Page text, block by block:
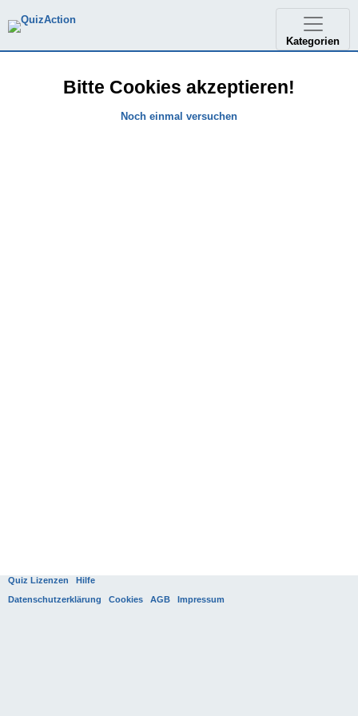
Kategorien
Bitte Cookies akzeptieren!
Noch einmal versuchen
Quiz Lizenzen
Hilfe
Datenschutzerklärung
Cookies AGB Impressum